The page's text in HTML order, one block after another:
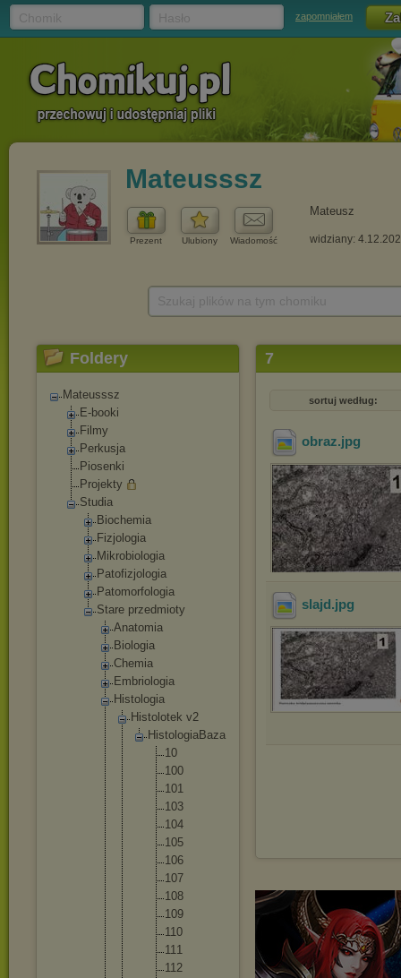
zapomniałem
Mateusssz
Prezent Ulubiony Wiadomość
Mateusz
widziany:
Foldery
Mateusssz
E-booki
Filmy
Perkusja
Piosenki
Projekty
Studia
Biochemia
Fizjologia
Mikrobiologia
Patofizjologia
Patomorfologia
Stare przedmioty
Anatomia
Biologia
Chemia
Embriologia
Histologia
Histolotek v2
Histo logiaBaza
10
100
101
103
104
105
106
107
108
109
110
111
112
7
sortuj według:
obraz.jpg
slajd .jpg